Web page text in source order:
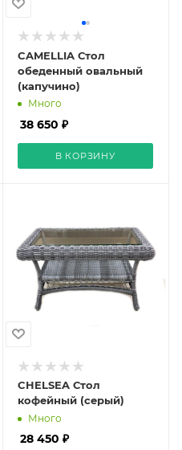
CAMELLIA Стол
обеденный овальный
(капучино)
Много
38 650 ₽
В КОРЗИНУ
CHELSEA Стол
кофейный (серый)
Много
28 450 ₽